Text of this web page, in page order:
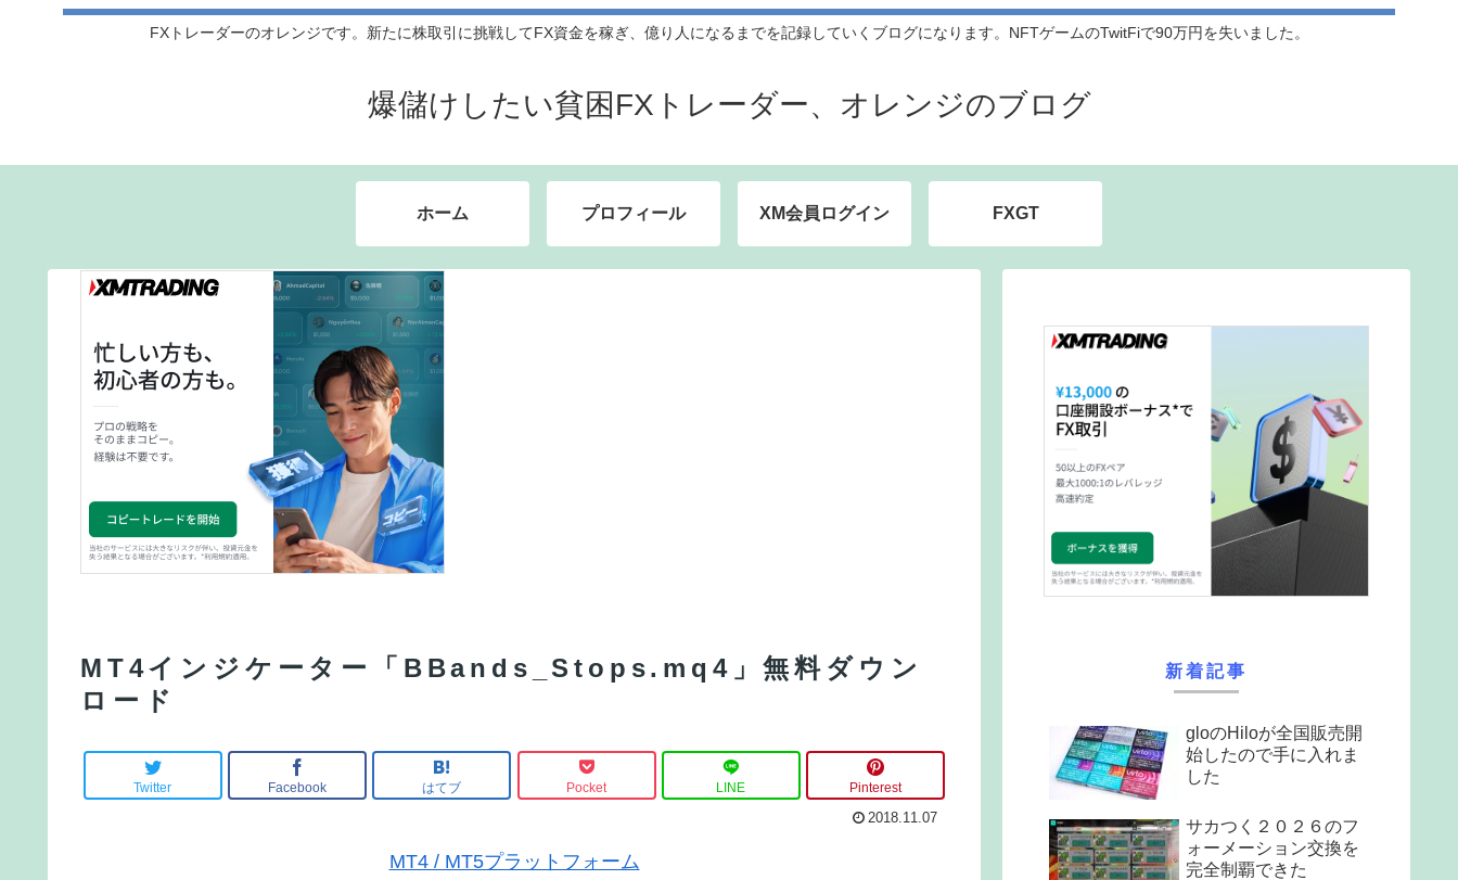
FXトレーダーのオレンジです。新たに株取引に挑戦してFX資金を稼ぎ、億り人になるまでを記録していくブログになります。NFTゲームのTwitFiで90万円を失いました。
爆儲けしたい貧困FXトレーダー、オレンジのブログ
ホーム プロフィール XM会員ログイン FXGT
MT4インジケーター「BBands_Stops.mq4」無料ダウン
ロード
Twitter Facebook はてブ Pocket LINE Pinterest
2018.11.07
MT4 / MT5プラットフォーム
新着記事
gloのHiloが全国販売開
始したので手に入れま
した
サカつく２０２６のフ
ォーメーション交換を
完全制覇できた